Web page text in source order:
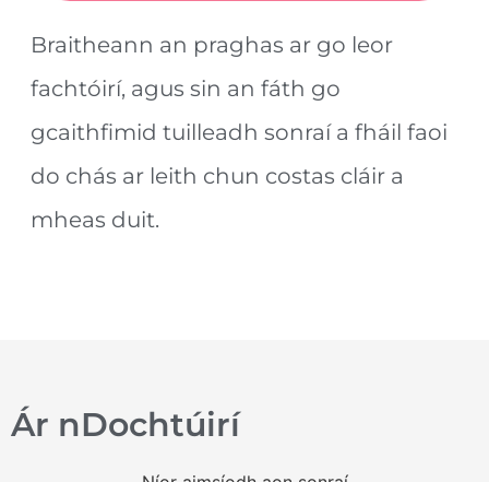
Braitheann an praghas ar go leor
fachtóirí, agus sin an fáth go
gcaithfimid tuilleadh sonraí a fháil faoi
do chás ar leith chun costas cláir a
mheas duit.
Ár nDochtúirí